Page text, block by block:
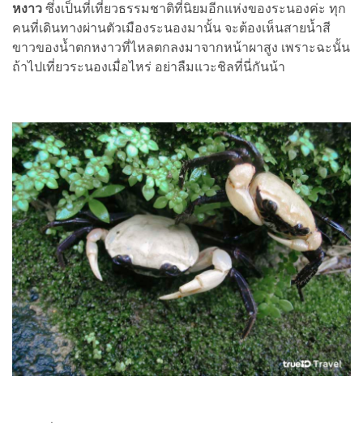
หงาว ซึ่งเป็นที่เที่ยวธรรมชาติที่นิยมอีกแห่งของระนองค่ะ ทุก
คนที่เดินทางผ่านตัวเมืองระนองมานั้น จะต้องเห็นสายน้ำสี
ขาวของน้ำตกหงาวที่ไหลตกลงมาจากหน้าผาสูง เพราะฉะนั้น
ถ้าไปเที่ยวระนองเมื่อไหร่ อย่าลืมแวะชิลที่นี่กันน้า